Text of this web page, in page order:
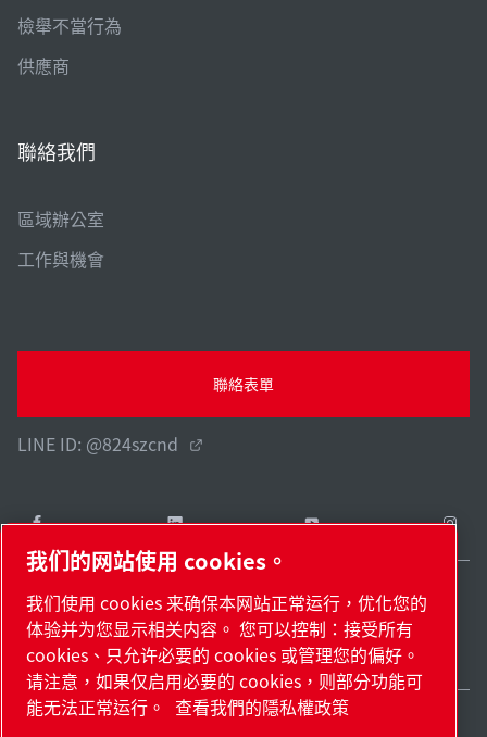
檢舉不當行為
供應商
聯絡我們
區域辦公室
工作與機會
聯絡表單
LINE ID: @824szcnd
網站地圖管理 cookies© 2026 著作權。
Taiwan / ZH
我们的网站使用 cookies。
我们使用 cookies 来确保本网站正常运行，优化您的
体验并为您显示相关内容。 您可以控制：接受所有
cookies、只允许必要的 cookies 或管理您的偏好。
请注意，如果仅启用必要的 cookies，则部分功能可
能无法正常运行。
查看我們的隱私權政策